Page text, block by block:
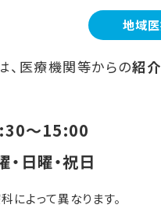
地域
、医療機関等からの紹
～15:00
・日曜・祝日
よって異なります。